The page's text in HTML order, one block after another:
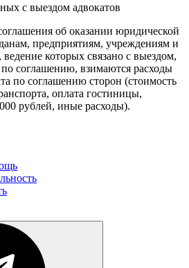
с выездом адвокатов
об оказании юридической
предприятиям, учреждениям и
которых связано с выездом,
соглашению, взимаются расходы
по соглашению сторон (стоимость
оплата гостиницы,
рублей, иные расходы).